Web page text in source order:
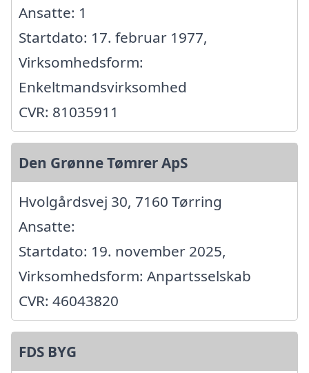
Ansatte: 1
Startdato: 17. februar 1977,
Virksomhedsform:
Enkeltmandsvirksomhed
CVR: 81035911
Den Grønne Tømrer ApS
Hvolgårdsvej 30, 7160 Tørring
Ansatte:
Startdato: 19. november 2025,
Virksomhedsform: Anpartsselskab
CVR: 46043820
FDS BYG